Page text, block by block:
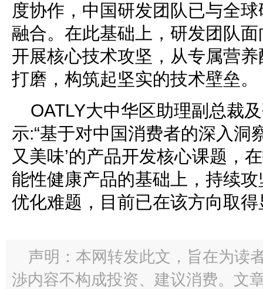
度协作，中国研发团队已与全
融合。在此基础上，研发团队
开展核心技术攻坚，从专属营
打磨，构筑起坚实的技术壁垒。
OATLY大中华区助理副总裁
示:“基于对中国消费者的深入洞
又美味’的产品开发核心课题，
能性健康产品的基础上，持续
优化难题，目前已在该方向取得
声明：本网转发此文，旨在为读
渉内容不构成投资、建议消费。文